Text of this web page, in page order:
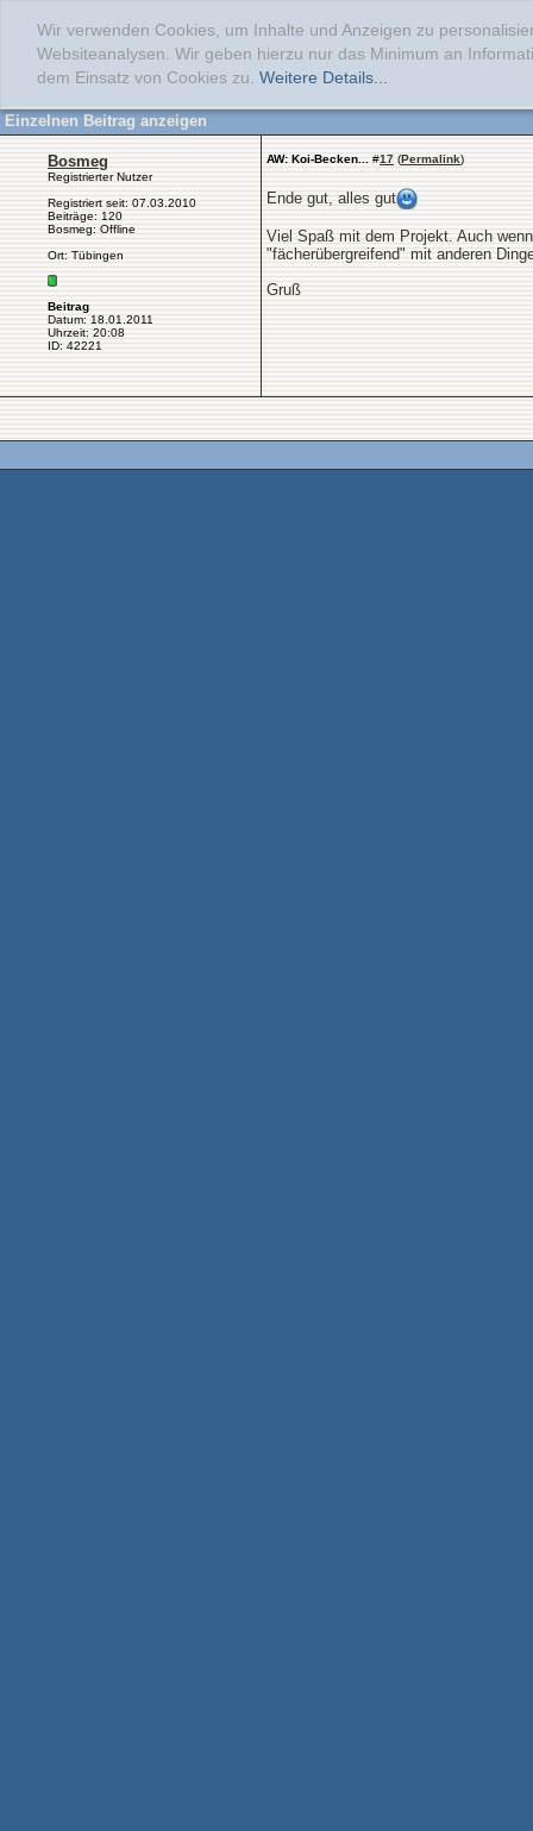
Wir verwenden Cookies, um Inhalte und Anzeigen zu
Websiteanalysen. Wir geben hierzu nur das Minimum an
dem Einsatz von Cookies zu. Weitere Details...
Einzelnen Beitrag anzeigen
Bosmeg
Registrierter Nutzer
Registriert seit: 07.03.2010
Beiträge: 120
Bosmeg: Offline
Ort: Tübingen
Beitrag
Datum: 18.01.2011
Uhrzeit: 20:08
ID: 42221
AW: Koi-Becken... #17 (Permalink)
Ende gut, alles gut
Viel Spaß mit dem Projekt. Auch
"fächerübergreifend" mit anderen
Gruß